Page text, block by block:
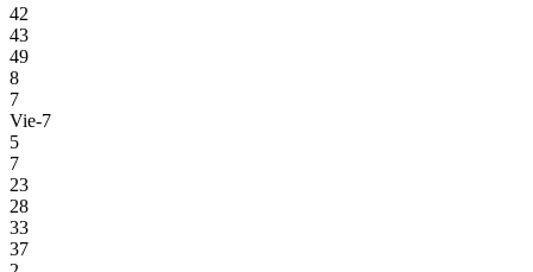
42
43
49
8
7
Vie-7
5
7
23
28
33
37